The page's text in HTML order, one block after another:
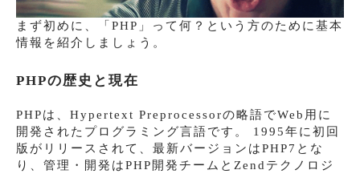
まず初めに、「PHP」って何？という方のために基本
情報を紹介しましょう。
PHPの歴史と現在
PHPは、Hypertext Preprocessorの略語でWeb用に
開発されたプログラミング言語です。 1995年に初回
版がリリースされて、最新バージョンはPHP7とな
り、管理・開発はPHP開発チームとZendテクノロジ